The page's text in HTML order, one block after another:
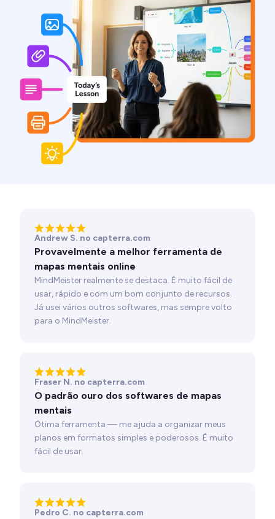
Andrew S. no capterra.com
Provavelmente a melhor ferramenta de
mapas mentais online
MindMeister realmente se destaca. É muito fácil de
usar, rápido e com um bom conjunto de recursos.
Já usei vários outros softwares, mas sempre volto
para o MindMeister.
Fraser N. no capterra.com
O padrão ouro dos softwares de mapas
mentais
Ótima ferramenta — me ajuda a organizar meus
planos em formatos simples e poderosos. É muito
fácil de usar.
Pedro C. no capterra.com